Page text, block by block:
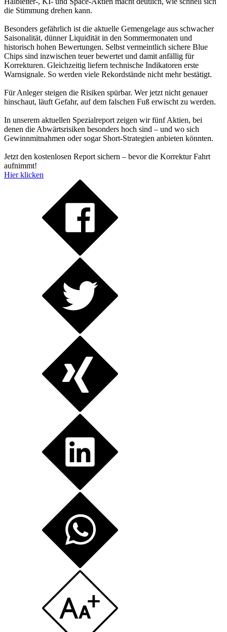
die Stimmung drehen kann.
Besonders gefährlich ist die aktuelle Gemengelage aus schwacher
Saisonalität, dünner Liquidität in den Sommermonaten und
historisch hohen Bewertungen. Selbst vermeintlich sichere Blue
Chips sind inzwischen teuer bewertet und damit anfällig für
Korrekturen. Gleichzeitig liefern technische Indikatoren erste
Warnsignale. So werden viele Rekordstände nicht mehr bestätigt.
Für Anleger steigen die Risiken spürbar. Wer jetzt nicht genauer
hinschaut, läuft Gefahr, auf dem falschen Fuß erwischt zu werden.
In unserem aktuellen Spezialreport zeigen wir fünf Aktien, bei
denen die Abwärtsrisiken besonders hoch sind – und wo sich
Gewinnmitnahmen oder sogar Short-Strategien anbieten könnten.
Jetzt den kostenlosen Report sichern – bevor die Korrektur Fahrt
aufnimmt!
Hier klicken